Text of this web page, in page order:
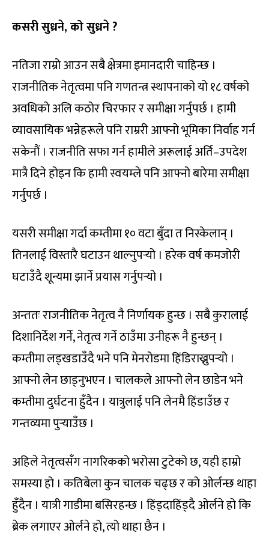
कसरी सुध्रने, को सुध्रने ?
नतिजा राम्रो आउन सबै क्षेत्रमा इमानदारी चाहिन्छ ।
राजनीतिक नेतृत्वमा पनि गणतन्त्र स्थापनाको यो १८ वर्षको
अवधिको अलि कठोर चिरफार र समीक्षा गर्नुपर्छ । हामी
व्यावसायिक भन्नेहरूले पनि राम्ररी आफ्नो भूमिका निर्वाह गर्न
सकेनौं । राजनीति सफा गर्न हामीले अरूलाई अर्ति–उपदेश
मात्रै दिने होइन कि हामी स्वयम्ले पनि आफ्नो बारेमा समीक्षा
गर्नुपर्छ ।
यसरी समीक्षा गर्दा कम्तीमा १० वटा बुँदा त निस्केलान् ।
तिनलाई विस्तारै घटाउन थाल्नुपर्‍यो । हरेक वर्ष कमजोरी
घटाउँदै शून्यमा झार्ने प्रयास गर्नुपर्‍यो ।
अन्ततः राजनीतिक नेतृत्व नै निर्णायक हुन्छ । सबै कुरालाई
दिशानिर्देश गर्ने, नेतृत्व गर्ने ठाउँमा उनीहरू नै हुन्छन् ।
कम्तीमा लड्खडाउँदै भने पनि मेनरोडमा हिंडिराख्नुपर्‍यो ।
आफ्नो लेन छाड्नुभएन । चालकले आफ्नो लेन छाडेन भने
कम्तीमा दुर्घटना हुँदैन । यात्रुलाई पनि लेनमै हिंडाउँछ र
गन्तव्यमा पुर्‍याउँछ ।
अहिले नेतृत्वसँग नागरिकको भरोसा टुटेको छ, यही हाम्रो
समस्या हो । कतिबेला कुन चालक चढ्छ र को ओर्लन्छ थाहा
हुँदैन । यात्री गाडीमा बसिरहन्छ । हिंड्दाहिंड्दै ओर्लने हो कि
ब्रेक लगाएर ओर्लने हो, त्यो थाहा छैन ।